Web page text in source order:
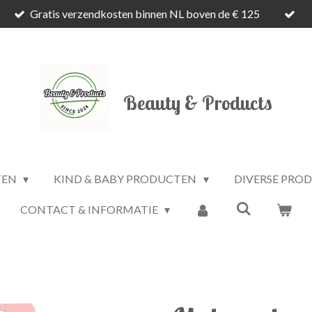
Gratis verzendkosten binnen NL boven de € 125
Beauty & Products
KIND & BABY PRODUCTEN DIVERSE
CONTACT & INFORMATIE